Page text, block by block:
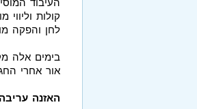
קולות וליווי
לחן והפקה
בימים אלה
אור אחרי
האזנה